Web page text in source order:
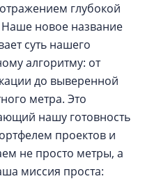
глубокой
новое название
суть нашего
алгоритму: от
до выверенной
метра. Это
нашу готовность
проектов и
не просто метры, а
миссия проста: